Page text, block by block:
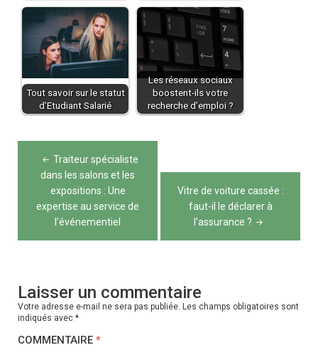
Tout savoir sur le statut
d’Etudiant Salarié
Les réseaux sociaux
boostent-ils votre
recherche d’emploi ?
Navigation
de
l’article
Traiteur spécialiste
dans les salons et les
expositions : Une
expertise au service de
l’événementiel
Vitre de voiture cassée :
faut-il le déclarer à
l’assurance ?
Laisser un commentaire
Votre adresse e-mail ne sera pas publiée. Les champs obligatoires sont
indiqués avec *
COMMENTAIRE *